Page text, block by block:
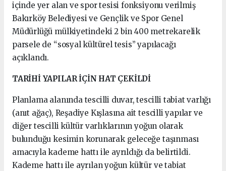
içinde yer alan ve spor tesisi fonksiyonu verilmiş
Bakırköy Belediyesi ve Gençlik ve Spor Genel
Müdürlüğü mülkiyetindeki 2 bin 400 metrekarelik
parsele de “sosyal kültürel tesis” yapılacağı
açıklandı.
TARİHİ YAPILAR İÇİN HAT ÇEKİLDİ
Planlama alanında tescilli duvar, tescilli tabiat varlığı
(anıt ağaç), Reşadiye Kışlasına ait tescilli yapılar ve
diğer tescilli kültür varlıklarının yoğun olarak
bulunduğu kesimin korunarak geleceğe taşınması
amacıyla kademe hattı ile ayrıldığı da belirtildi.
Kademe hattı ile ayrılan yoğun kültür ve tabiat